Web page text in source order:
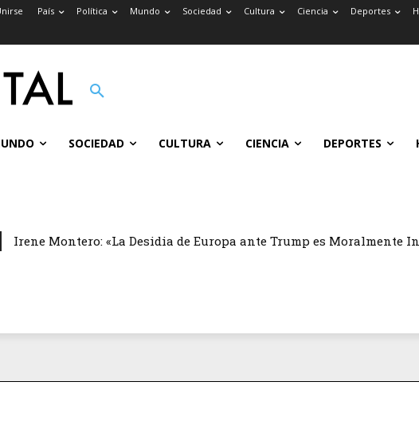
País Política Mundo Sociedad Cultura Ciencia Deportes
SOCIEDAD CULTURA CIENCIA DEPORTES
Irene Montero: «La Desidia de Europa ante Trump es Moralmente